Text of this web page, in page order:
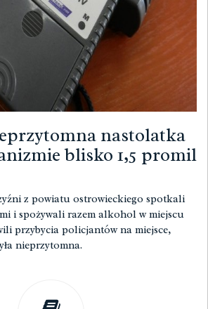
nastolatka
blisko 1,5 promil
z powiatu ostrowieckiego spotkali
i spożywali razem alkohol w miejscu
przybycia policjantów na miejsce,
nieprzytomna.